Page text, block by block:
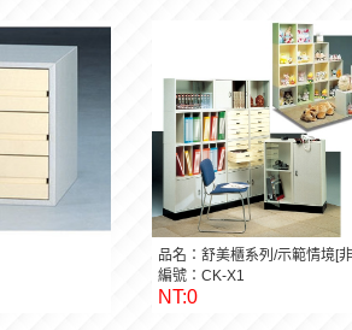
品名：舒美櫃系列/示範情境[
編號：CK-X1
NT:0